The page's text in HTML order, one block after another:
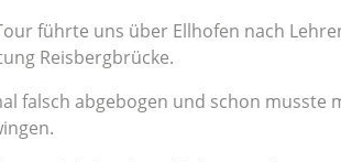
führte uns über Ellhofen nach
Reisbergbrücke.
falsch abgebogen und schon musste